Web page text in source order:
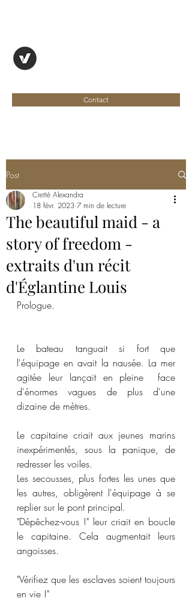
Contact
Post
The beautiful maid - a
story of freedom -
extraits d'un récit
d'Églantine Louis
Cretté Alexandra
18 févr. 2023 7 min de lecture
Prologue.
Le bateau tanguait si fort que
l'équipage en avait la nausée. La mer
agitée leur lançait en pleine  face
d'énormes vagues de plus d'une
dizaine de mètres.
Le capitaine criait aux jeunes marins
inexpérimentés, sous la panique, de
redresser les voiles.
Les secousses, plus fortes les unes que
les autres, obligèrent l'équipage à se
replier sur le pont principal.
"Dépêchez-vous !" leur criait en boucle
le capitaine. Cela augmentait leurs
angoisses.
"Vérifiez que les esclaves soient toujours
en vie !"